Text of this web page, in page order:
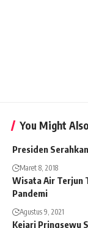
You Might
Presiden
Maret 8, 2018
Wisata Air Terjun
Pandemi
Agustus 9, 2021
Kejari Pringsewu